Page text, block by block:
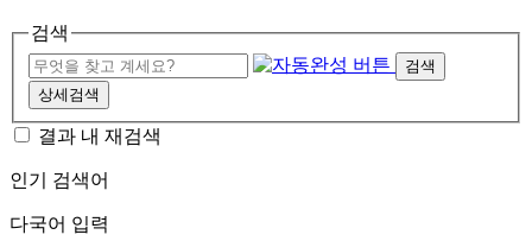
검색
검색
상세검색
결과 내 재검색
인기 검색어
다국어 입력